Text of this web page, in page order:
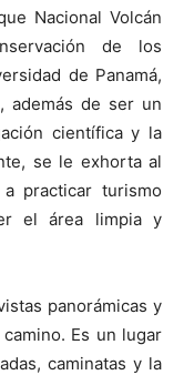
Nacional Volcán
de los
de Panamá,
además de ser un
científica y la
se le exhorta al
practicar turismo
el área limpia y
panorámicas y
Es un lugar
caminatas y la